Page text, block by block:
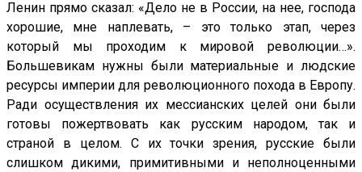
Ленин прямо сказал: «Дело не в России, на нее, господа
хорошие, мне наплевать, – это только этап, через
который мы проходим к мировой революции…».
Большевикам нужны были материальные и людские
ресурсы империи для революционного похода в Европу.
Ради осуществления их мессианских целей они были
готовы пожертвовать как русским народом, так и
страной в целом. С их точки зрения, русские были
слишком дикими, примитивными и неполноценными